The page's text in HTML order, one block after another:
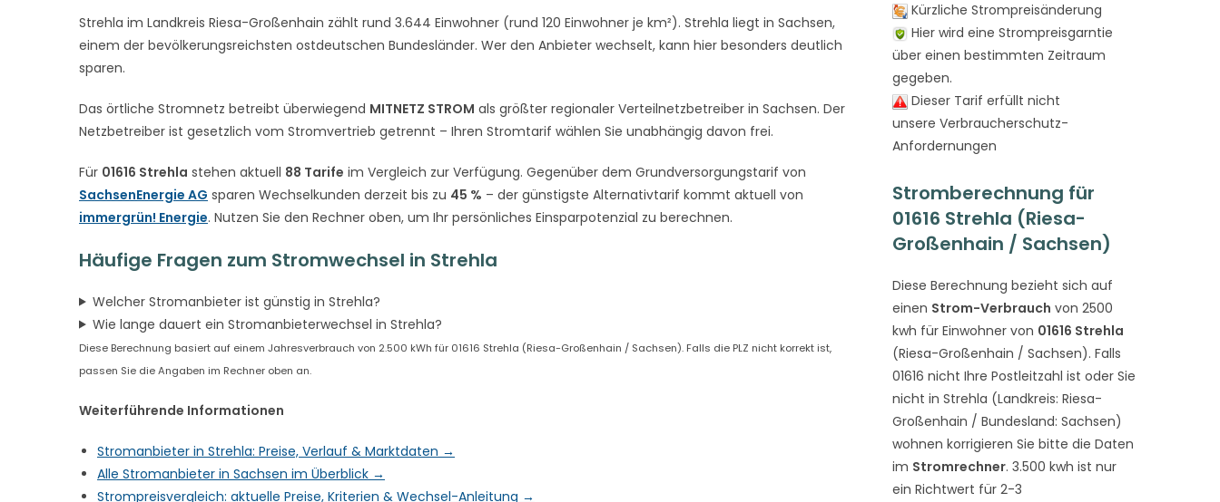
Strehla im Landkreis Riesa-Großenhain zählt rund 3.644 Einwohner (rund 120 Einwohner je km²). Strehla liegt in Sachsen,
einem der bevölkerungsreichsten ostdeutschen Bundesländer. Wer den Anbieter wechselt, kann hier besonders deutlich
sparen.
Das örtliche Stromnetz betreibt überwiegend MITNETZ STROM als größter regionaler Verteilnetzbetreiber in Sachsen. Der
Netzbetreiber ist gesetzlich vom Stromvertrieb getrennt – Ihren Stromtarif wählen Sie unabhängig davon frei.
Für 01616 Strehla stehen aktuell 88 Tarife im Vergleich zur Verfügung. Gegenüber dem Grundversorgungstarif von
SachsenEnergie AG sparen Wechselkunden derzeit bis zu 45 % – der günstigste Alternativtarif kommt aktuell von
immergrün! Energie. Nutzen Sie den Rechner oben, um Ihr persönliches Einsparpotenzial zu berechnen.
Häufige Fragen zum Stromwechsel in Strehla
Welcher Stromanbieter ist günstig in Strehla?
Wie lange dauert ein Stromanbieterwechsel in Strehla?
Diese Berechnung basiert auf einem Jahresverbrauch von 2.500 kWh für 01616 Strehla (Riesa-Großenhain / Sachsen). Falls die PLZ nicht korrekt ist,
passen Sie die Angaben im Rechner oben an.
Weiterführende Informationen
Stromanbieter in Strehla: Preise, Verlauf & Marktdaten →
Alle Stromanbieter in Sachsen im Überblick →
Strompreisvergleich: aktuelle Preise, Kriterien & Wechsel-Anleitung →
Kürzliche Strompreisänderung
Hier wird eine Strompreisgarntie
über einen bestimmten Zeitraum
gegeben.
Dieser Tarif erfüllt nicht
unsere Verbraucherschutz-
Anfordernungen
Stromberechnung für
01616 Strehla (Riesa-
Großenhain / Sachsen)
Diese Berechnung bezieht sich auf
einen Strom-Verbrauch von 2500
kwh für Einwohner von 01616 Strehla
(Riesa-Großenhain / Sachsen). Falls
01616 nicht Ihre Postleitzahl ist oder Sie
nicht in Strehla (Landkreis: Riesa-
Großenhain / Bundesland: Sachsen)
wohnen korrigieren Sie bitte die Daten
im Stromrechner. 3.500 kwh ist nur
ein Richtwert für 2-3